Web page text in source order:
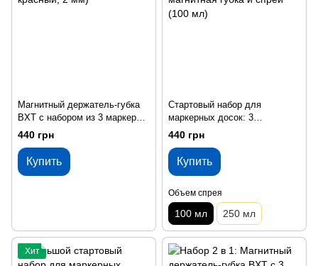
Магнитный держатель-губка
BXT с набором из 3 маркеров
(черный, синий, красный, 2
440 грн
Купить
Стартовый набор для
маркерных досок: 3
треугольных маркера,
магнитная губка и спрей (100
мл)
440 грн
Купить
Объем спрея
100 мл 250 мл
Хит